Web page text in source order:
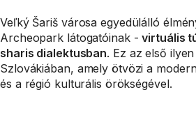
Veľký Šariš városa egyedülálló
Archeopark látogatóinak -virtuális
sharis dialektusban. Ez az első
Szlovákiában, amely ötvözi a
és a régió kulturális örökségével.